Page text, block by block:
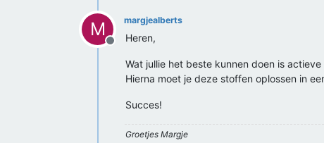
M
Offline
margjealberts
Heren,
Wat jullie het beste kunnen doen is
Hierna moet je deze stoffen oplossen in
Succes!
Groetjes Margje